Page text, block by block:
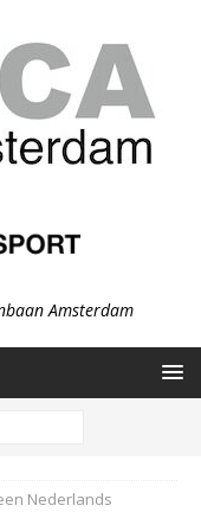
Amsterdam
Nederlands